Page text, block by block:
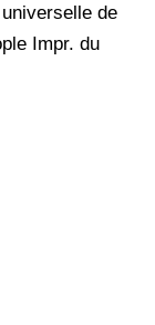
de
Impr. du